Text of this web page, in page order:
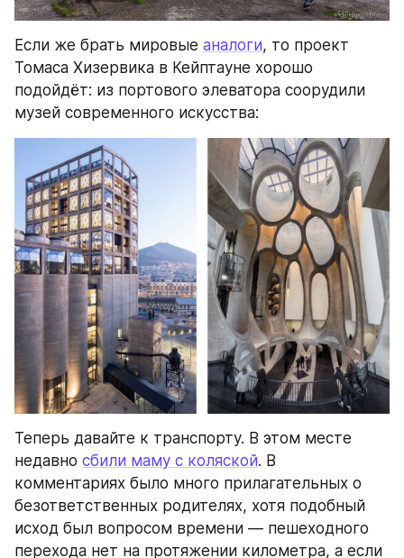
Если же брать мировые аналоги, то проект
Томаса Хизервика в Кейптауне хорошо
подойдёт: из портового элеватора соорудили
музей современного искусства:
Теперь давайте к транспорту. В этом месте
недавно сбили маму с коляской. В
комментариях было много прилагательных о
безответственных родителях, хотя подобный
исход был вопросом времени — пешеходного
перехода нет на протяжении километра, а если